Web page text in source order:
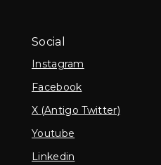
Social
Instagram
Facebook
X (Antigo Twitter)
Youtube
Linkedin